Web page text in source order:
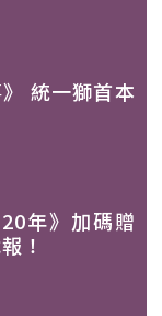
統一獅首本
年》加碼贈
！